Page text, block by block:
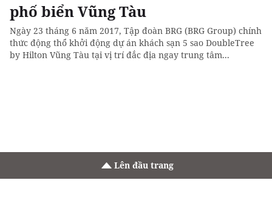
phố biển Vũng Tàu
Ngày 23 tháng 6 năm 2017, Tập đoàn BRG (BRG Group) chính
thức động thổ khởi động dự án khách sạn 5 sao DoubleTree
by Hilton Vũng Tàu tại vị trí đắc địa ngay trung tâm...
Lên đầu trang